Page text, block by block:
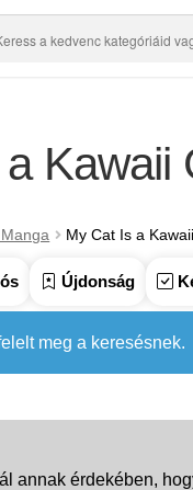
Kawaii
My Cat Is a
Újdonság
meg a keresésnek.
annak érdekében,